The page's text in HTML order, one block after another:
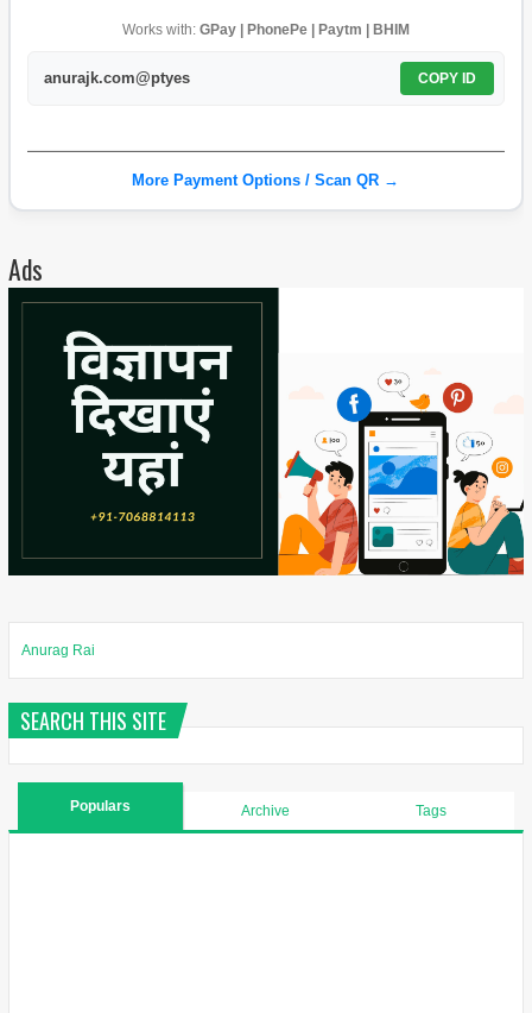
Works with: GPay | PhonePe | Paytm | BHIM
anurajk.com@ptyes COPY ID
More Payment Options / Scan QR →
Ads
Anurag Rai
SEARCH THIS SITE
Populars Archive Tags